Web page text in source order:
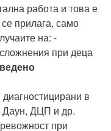
работа и това е
прилага, само
на: -
при деца
диагностицирани в
Даун, ДЦП и др.
при